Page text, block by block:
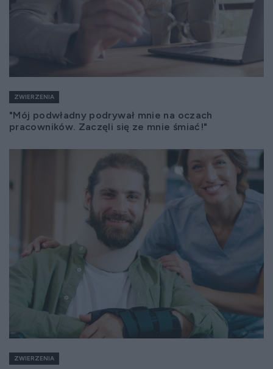
ZWIERZENIA
"Mój podwładny podrywał mnie na oczach
pracowników. Zaczęli się ze mnie śmiać!"
ZWIERZENIA